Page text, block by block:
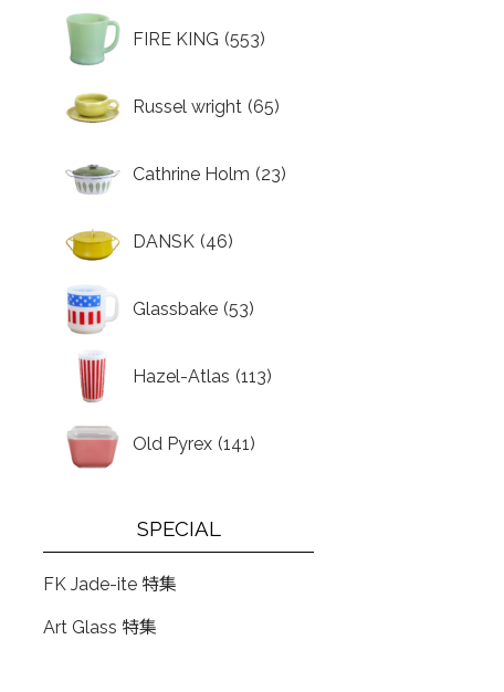
FIRE KING (553)
Russel wright (65)
Cathrine Holm (23)
DANSK (46)
Glassbake (53)
Hazel-Atlas (113)
Old Pyrex (141)
SPECIAL
FK Jade-ite 特集
Art Glass 特集